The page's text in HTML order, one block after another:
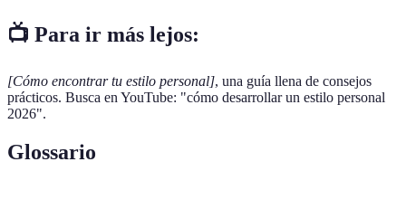
📺 Para ir más lejos:
[Cómo encontrar tu estilo personal], una guía llena de consejos
prácticos. Busca en YouTube: "cómo desarrollar un estilo personal
2026".
Glossario